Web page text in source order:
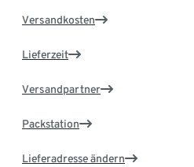
Versandkosten
Lieferzeit
Versandpartner
Packstation
Lieferadresse ändern